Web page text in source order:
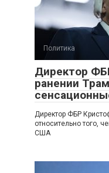
Политика
Директор
ранении
Директор ФБР
относительно того,
США